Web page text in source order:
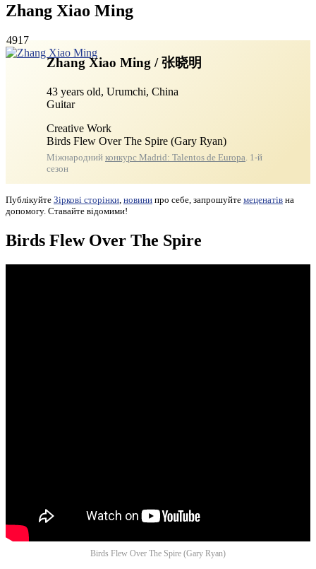
Zhang Xiao Ming
4917
Zhang Xiao Ming / 张晓明
43 years old, Urumchi, China
Guitar
Creative Work
Birds Flew Over The Spire (Gary Ryan)
Міжнародний конкурс Madrid: Talentos de Europa . 1-й
сезон
Публікуйте Зіркові сторінки новини про себе, запрошуйте меценатів на
допомогу. Ставайте відомими!
Birds Flew Over The Spire
Birds Flew Over The Spire (Gary Ryan)